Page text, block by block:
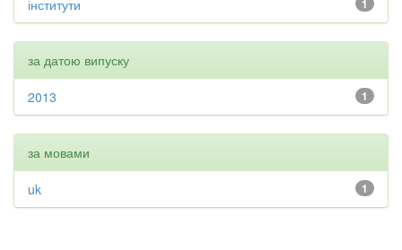
1
інститути
за датою випуску
1
2013
за мовами
1
uk